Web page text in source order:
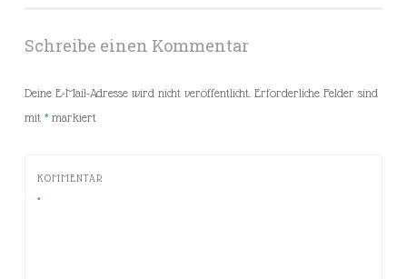
Schreibe einen Kommentar
Deine E-Mail-Adresse wird nicht veröffentlicht. Erforderliche Felder sind
mit *markiert
KOMMENTAR
*